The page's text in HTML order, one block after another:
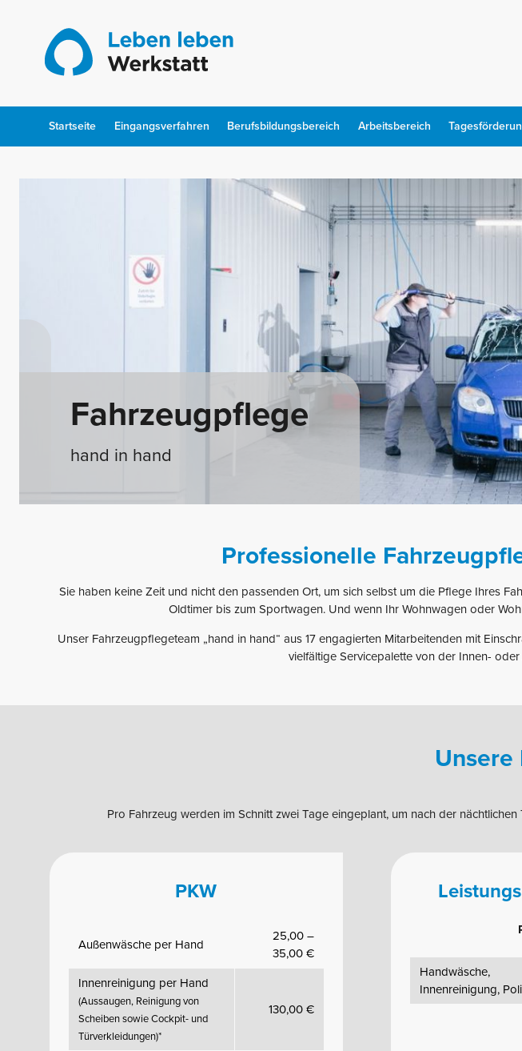
Startseite Eingangsverfahren Berufsbildungsbereich Arbeitsbereich
Fahrzeugpflege
hand in hand
Professionelle
Sie haben keine Zeit und nicht den passenden Ort, um sich selbst um die Pflege Ihres
Oldtimer bis zum Sportwagen. Und wenn Ihr Wohnwagen oder
Unser Fahrzeugpflegeteam „hand in hand“ aus 17 engagierten Mitarbeitenden mit
vielfältige Servicepalette von der Innen-
Unsere
Pro Fahrzeug werden im Schnitt zwei Tage eingeplant, um nach der
PKW
Außenwäsche per Hand
25,00 –
35,00 €
Innenreinigung per Hand
(Aussaugen, Reinigung von
Scheiben sowie Cockpit- und
Türverkleidungen)*
130,00 €
Handwäsche,
Innenreinigung,